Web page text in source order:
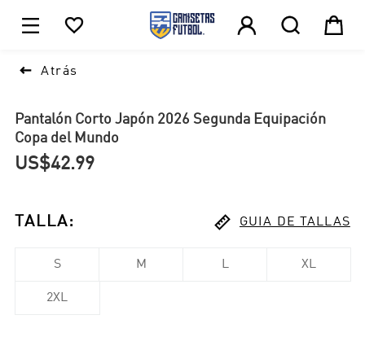
    
 Atrás
Pantalón Corto Japón 2026 Segunda Equipación
Copa del Mundo
US$42.99
TALLA:  GUIA DE TALLAS
S M L XL
2XL